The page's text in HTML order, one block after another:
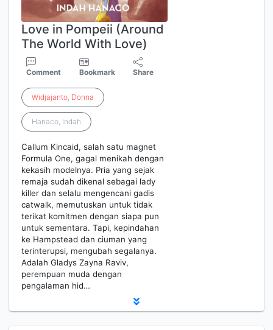
Love in Pompeii (Around
The World With Love)
Comment Bookmark Share
Widjajanto, Donna
Hanaco, Indah
Callum Kincaid, salah satu magnet
Formula One, gagal menikah dengan
kekasih modelnya. Pria yang sejak
remaja sudah dikenal sebagai lady
killer dan selalu mengencani gadis
catwalk, memutuskan untuk tidak
terikat komitmen dengan siapa pun
untuk sementara. Tapi, kepindahan
ke Hampstead dan ciuman yang
terinterupsi, mengubah segalanya.
Adalah Gladys Zayna Raviv,
perempuan muda dengan
pengalaman hid…